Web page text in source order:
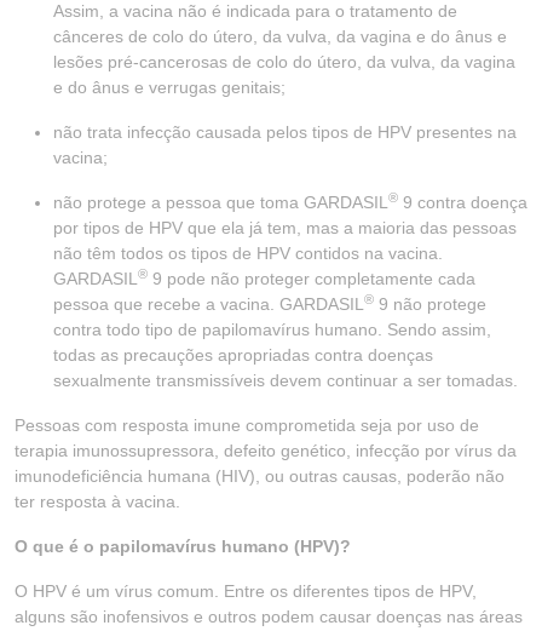
Assim, a vacina não é indicada para o tratamento de
cânceres de colo do útero, da vulva, da vagina e do ânus e
lesões pré-cancerosas de colo do útero, da vulva, da vagina
e do ânus e verrugas genitais;
não trata infecção causada pelos tipos de HPV presentes na
vacina;
não protege a pessoa que toma GARDASIL ® 9 contra doença
por tipos de HPV que ela já tem, mas a maioria das pessoas
não têm todos os tipos de HPV contidos na vacina.
GARDASIL ® 9 pode não proteger completamente cada
pessoa que recebe a vacina. GARDASIL ® 9 não protege
contra todo tipo de papilomavírus humano. Sendo assim,
todas as precauções apropriadas contra doenças
sexualmente transmissíveis devem continuar a ser tomadas.
Pessoas com resposta imune comprometida seja por uso de
terapia imunossupressora, defeito genético, infecção por vírus da
imunodeficiência humana (HIV), ou outras causas, poderão não
ter resposta à vacina.
O que é o papilomavírus humano (HPV)?
O HPV é um vírus comum. Entre os diferentes tipos de HPV,
alguns são inofensivos e outros podem causar doenças nas áreas